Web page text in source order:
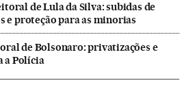
de Lula da Silva: subidas de
e proteção para as minorias
de Bolsonaro: privatizações e
a Polícia